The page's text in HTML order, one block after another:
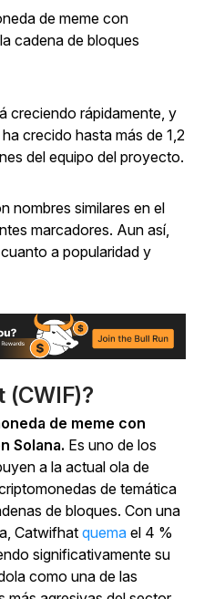
de meme con
cadena de bloques
creciendo rápidamente, y
crecido hasta más de 1,2
del equipo del proyecto.
nombres similares en el
marcadores. Aun así,
a popularidad y
(CWIF)?
de meme con
Solana. Es uno de los
a la actual ola de
de temática
de bloques. Con una
Catwifhat quema el 4 %
significativamente su
como una de las